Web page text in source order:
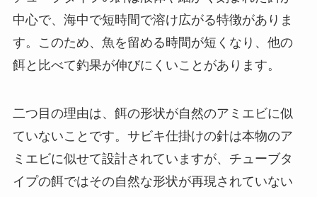
中心で、海中で短時間で溶け広がる特徴がありま
す。このため、魚を留める時間が短くなり、他の
餌と比べて釣果が伸びにくいことがあります。
二つ目の理由は、餌の形状が自然のアミエビに似
ていないことです。サビキ仕掛けの針は本物のア
ミエビに似せて設計されていますが、チューブタ
イプの餌ではその自然な形状が再現されていない